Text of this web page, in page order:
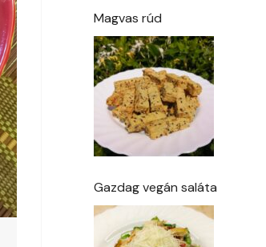
Magvas rúd
Gazdag vegán saláta